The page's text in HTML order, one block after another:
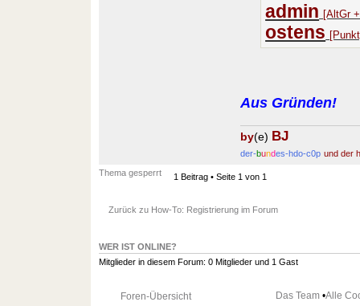
admin [AltGr
ostens
Aus Gründen!
by(e) BJ
der-bundes-hdo-c0p und der
Thema gesperrt 1 Beitrag • Seite 1von 1
Zurück zu How-To: Registrierung im Forum
WER IST ONLINE?
Mitglieder in diesem Forum: 0 Mitglieder und 1 Gast
Foren-Übersicht Das Team•Alle